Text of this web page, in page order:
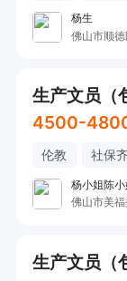
杨生
佛山市顺
生产文员（
4500-
伦教 社保
杨小姐陈小
佛山市美
生产文员（